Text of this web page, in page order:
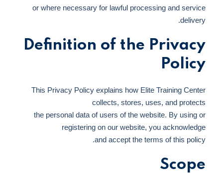
or where necessary for lawful processing and service
delivery.
Definition of the Privacy
Policy
This Privacy Policy explains how Elite Training Center
collects, stores, uses, and protects
the personal data of users of the website. By using or
registering on our website, you acknowledge
and accept the terms of this policy.
Scope